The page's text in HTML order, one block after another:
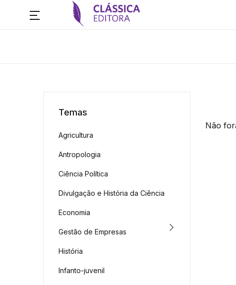
Não
Temas
Agricultura
Antropologia
Ciência Política
Divulgação e História da Ciência
Economia
Gestão de Empresas
História
Infanto-juvenil